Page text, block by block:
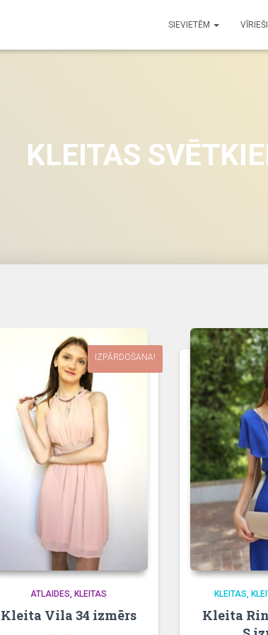
SIEVIETĒM
KLEITAS
IZPĀRDOŠANA!
ATLAIDES KLEITAS
Kleita Vila 34 izmērs
KLEITAS
Kleita